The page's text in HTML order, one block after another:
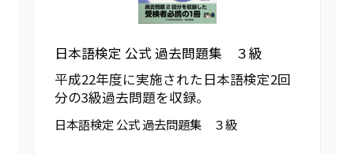
日本語検定 公式 過去問題集 ３級
平成22年度に実施された日本語検定2回
分の3級過去問題を収録。
日本語検定 公式 過去問題集 ３級